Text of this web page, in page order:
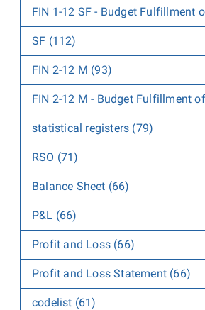
FIN 1-12 SF - Budget Fulfillment
SF (112)
FIN 2-12 M (93)
FIN 2-12 M - Budget Fulfillment
statistical registers (79)
RSO (71)
Balance Sheet (66)
P&L (66)
Profit and Loss (66)
Profit and Loss Statement (66)
codelist (61)